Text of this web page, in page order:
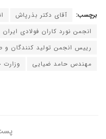
برچسب: آقای دکتر بذرپاش
انجمن نورد کاران فولادی ایران
رییس انجمن تولید کنندگان و
مهندس حامد ضیایی